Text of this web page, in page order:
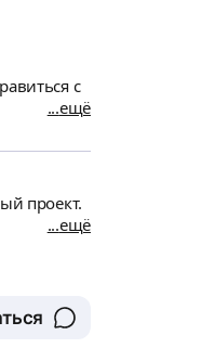
с
ещё
проект.
ещё